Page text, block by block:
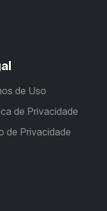
de Uso
de Privacidade
de Privacidade